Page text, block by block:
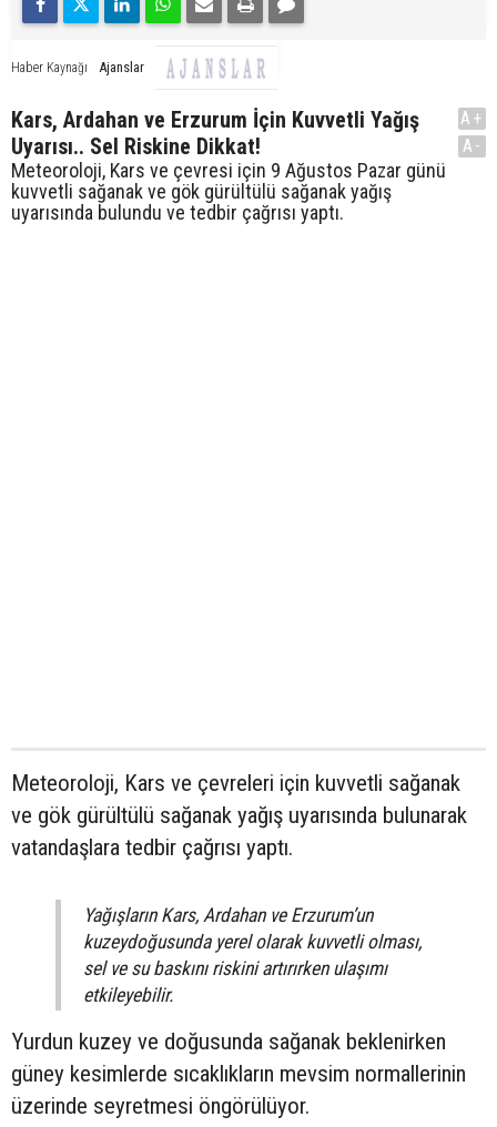
Haber Kaynağı Ajanslar
Kars, Ardahan ve Erzurum İçin Kuvvetli Yağış
Uyarısı.. Sel Riskine Dikkat!
Meteoroloji, Kars ve çevresi için 9 Ağustos Pazar günü
kuvvetli sağanak ve gök gürültülü sağanak yağış
uyarısında bulundu ve tedbir çağrısı yaptı.
A+
A-
Meteoroloji, Kars ve çevreleri için kuvvetli sağanak
ve gök gürültülü sağanak yağış uyarısında bulunarak
vatandaşlara tedbir çağrısı yaptı.
Yağışların Kars, Ardahan ve Erzurum’un
kuzeydoğusunda yerel olarak kuvvetli olması,
sel ve su baskını riskini artırırken ulaşımı
etkileyebilir.
Yurdun kuzey ve doğusunda sağanak beklenirken
güney kesimlerde sıcaklıkların mevsim normallerinin
üzerinde seyretmesi öngörülüyor.